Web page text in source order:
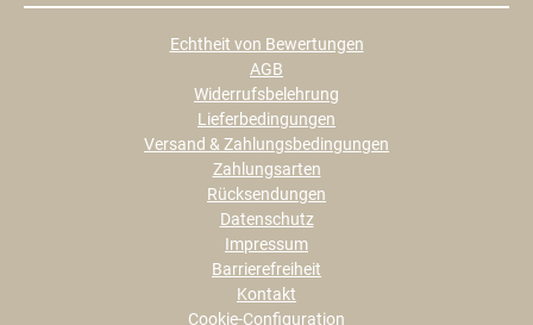
Echtheit von Bewertungen
AGB
Widerrufsbelehrung
Lieferbedingungen
Versand & Zahlungsbedingungen
Zahlungsarten
Rücksendungen
Datenschutz
Impressum
Barrierefreiheit
Kontakt
Cookie-Configuration